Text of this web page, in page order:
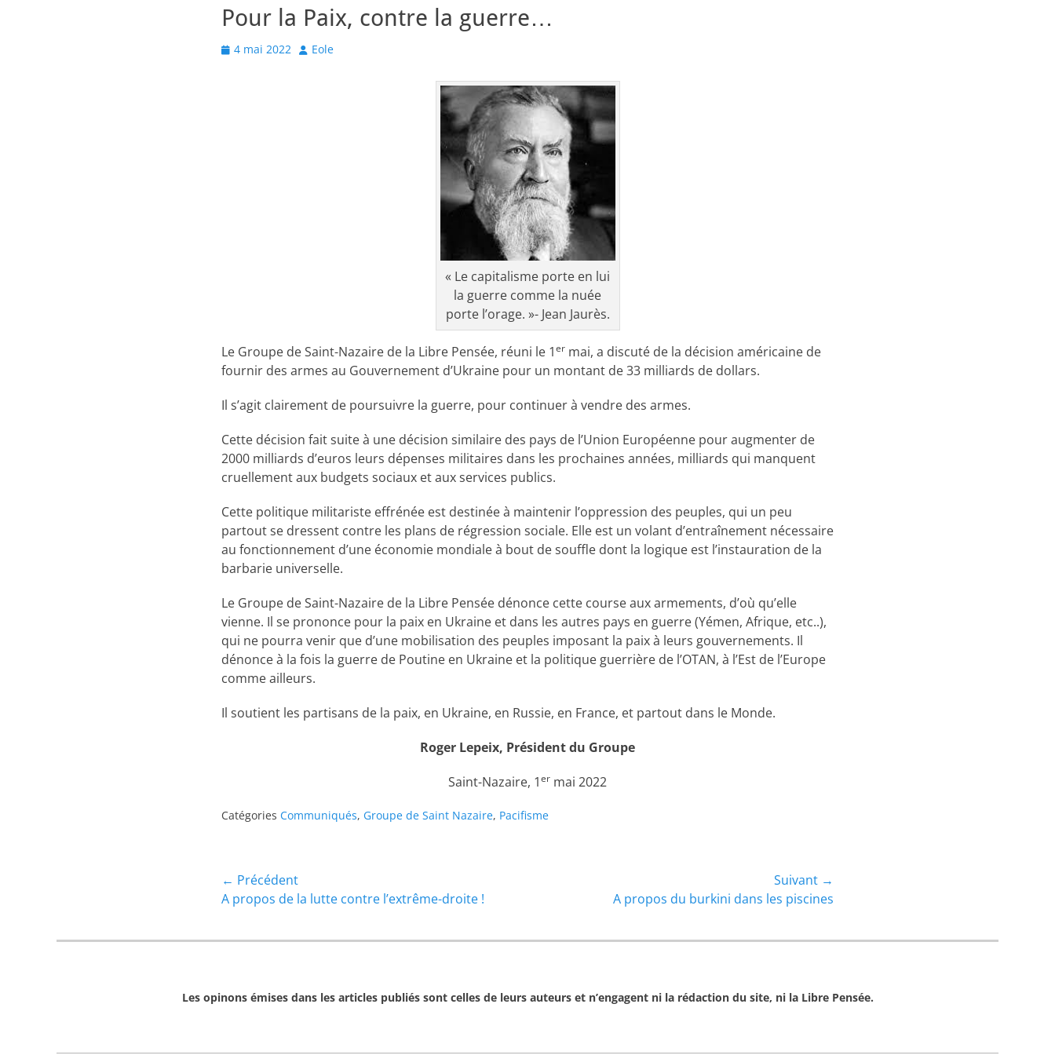
Pour la Paix, contre la guerre…
Posted
4 mai 2022 Author
Eole
« Le capitalisme porte en lui
la guerre comme la nuée
porte l’orage. »- Jean Jaurès.
Le Groupe de Saint-Nazaire de la Libre Pensée, réuni le 1er mai, a discuté de la décision américaine de
fournir des armes au Gouvernement d’Ukraine pour un montant de 33 milliards de dollars.
Il s’agit clairement de poursuivre la guerre, pour continuer à vendre des armes.
Cette décision fait suite à une décision similaire des pays de l’Union Européenne pour augmenter de
2000 milliards d’euros leurs dépenses militaires dans les prochaines années, milliards qui manquent
cruellement aux budgets sociaux et aux services publics.
Cette politique militariste effrénée est destinée à maintenir l’oppression des peuples, qui un peu
partout se dressent contre les plans de régression sociale. Elle est un volant d’entraînement nécessaire
au fonctionnement d’une économie mondiale à bout de souffle dont la logique est l’instauration de la
barbarie universelle.
Le Groupe de Saint-Nazaire de la Libre Pensée dénonce cette course aux armements, d’où qu’elle
vienne. Il se prononce pour la paix en Ukraine et dans les autres pays en guerre (Yémen, Afrique, etc..),
qui ne pourra venir que d’une mobilisation des peuples imposant la paix à leurs gouvernements. Il
dénonce à la fois la guerre de Poutine en Ukraine et la politique guerrière de l’OTAN, à l’Est de l’Europe
comme ailleurs.
Il soutient les partisans de la paix, en Ukraine, en Russie, en France, et partout dans le Monde.
Roger Lepeix, Président du Groupe
Saint-Nazaire, 1er mai 2022
Catégories Communiqués, Groupe de Saint Nazaire, Pacifisme
Navigation
de
l’article
← Précédent
Article
A propos de la lutte contre l’extrême-droite !
Suivant →
A propos du burkini dans les piscines
Les opinons émises dans les articles publiés sont celles de leurs auteurs et n’engagent ni la rédaction du site, ni la Libre Pensée.